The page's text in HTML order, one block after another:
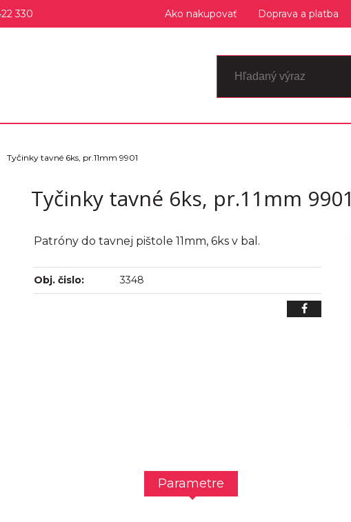
330 Ako nakupovať Doprava a platba
Tyčinky tavné 6ks, pr.11mm 9901
Tyčinky tavné 6ks, pr.11mm 9901
Patróny do tavnej pištole 11mm, 6ks v bal.
Obj. čislo: 3348
Parametre